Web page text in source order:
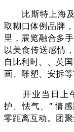
比斯特上海及
取糊口体例品牌
里，展览融合多
以美食传送感情
自比利时、、英
画、雕塑、安拆等
开业当日上午
护、怯气、” 情
零距离互动。团聚